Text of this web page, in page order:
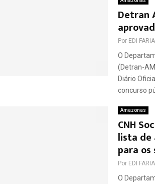
Detran
Por EDI
O
(Detran-
Diário
concurso
Amazonas
CNH
lista de
para
Por EDI
O